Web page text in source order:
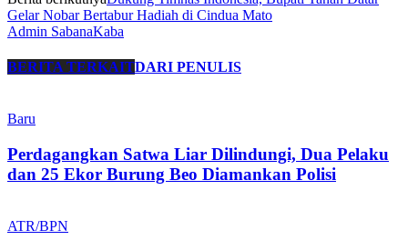
Gelar Nobar Bertabur Hadiah di Cindua Mato
Admin SabanaKaba
BERITA TERKAITDARI PENULIS
Baru
Perdagangkan Satwa Liar Dilindungi, Dua Pelaku
dan 25 Ekor Burung Beo Diamankan Polisi
ATR/BPN